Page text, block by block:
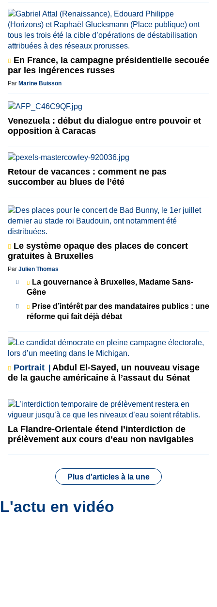
En France, la campagne présidentielle secouée
par les ingérences russes
Par Marine Buisson
Venezuela : début du dialogue entre pouvoir et
opposition à Caracas
Retour de vacances : comment ne pas
succomber au blues de l’été
Le système opaque des places de concert
gratuites à Bruxelles
Par Julien Thomas
La gouvernance à Bruxelles, Madame Sans-
Gêne
Prise d’intérêt par des mandataires publics : une
réforme qui fait déjà débat
Portrait
Abdul El-Sayed, un nouveau visage
de la gauche américaine à l’assaut du Sénat
La Flandre-Orientale étend l’interdiction de
prélèvement aux cours d’eau non navigables
Plus d'articles à la une
L'actu en vidéo